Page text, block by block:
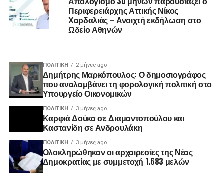
Περιφερειάρχης Αττικής Νίκος
Χαρδαλιάς – Ανοιχτή εκδήλωση στο
Ωδείο Αθηνών
ΠΟΛΙΤΙΚΉ 2 μήνες ago
Δημήτρης Μαρκόπουλος: Ο δημοσιογράφος
που αναλαμβάνει τη φορολογική πολιτική στο
Υπουργείο Οικονομικών
ΠΟΛΙΤΙΚΉ 3 μήνες ago
Καρφιά Δούκα σε Διαμαντοπούλου και
Καστανίδη σε Ανδρουλάκη
ΠΟΛΙΤΙΚΉ 3 μήνες ago
Ολοκληρώθηκαν οι αρχαιρεσίες της Νέας
Δημοκρατίας με συμμετοχή 1.683 μελών